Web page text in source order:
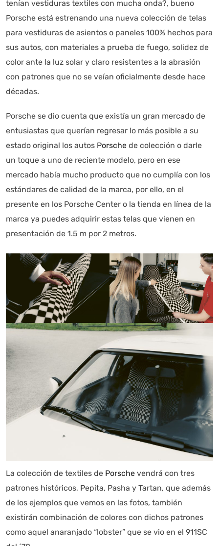
tenían vestiduras textiles con mucha onda?, bueno
Porsche está estrenando una nueva colección de telas
para vestiduras de asientos o paneles 100% hechos para
sus autos, con materiales a prueba de fuego, solidez de
color ante la luz solar y claro resistentes a la abrasión
con patrones que no se veían oficialmente desde hace
décadas.
Porsche se dio cuenta que existía un gran mercado de
entusiastas que querían regresar lo más posible a su
estado original los autos Porsche de colección o darle
un toque a uno de reciente modelo, pero en ese
mercado había mucho producto que no cumplía con los
estándares de calidad de la marca, por ello, en el
presente en los Porsche Center o la tienda en línea de la
marca ya puedes adquirir estas telas que vienen en
presentación de 1.5 m por 2 metros.
La colección de textiles de Porsche vendrá con tres
patrones históricos, Pepita, Pasha y Tartan, que además
de los ejemplos que vemos en las fotos, también
existirán combinación de colores con dichos patrones
como aquel anaranjado “lobster” que se vio en el 911SC
Autoanalítica IA Agente Inteligente
Estoy aquí para encontrar lo que necesitas. ¿Qué estás
buscando? "Este asistente con IA (OpenAI) ofrece
información referencial que puede contener errores.
Asistente con IA en desarrollo. Autoanalítica optimiza
diariamente su exactitud."